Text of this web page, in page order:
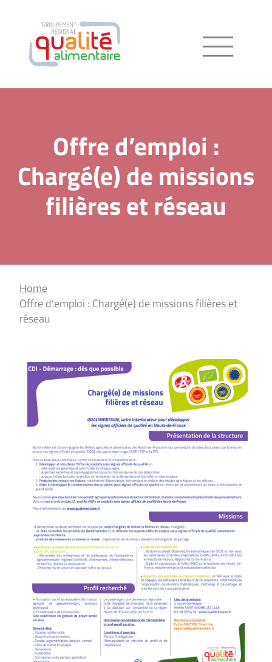
Menu
Offre d’emploi :
Chargé(e) de missions
filières et réseau
Home
Offre d’emploi : Chargé(e) de missions filières et
réseau